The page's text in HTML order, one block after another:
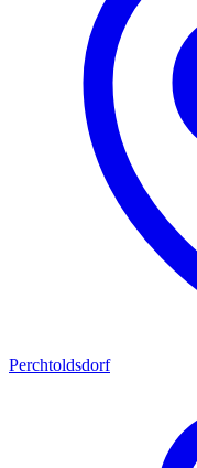
Perchtoldsdorf